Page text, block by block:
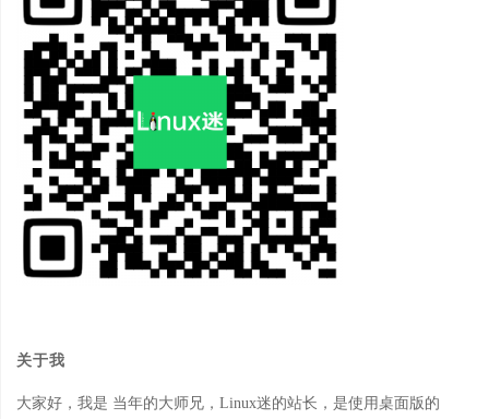
关于我
大家好，我是 当年的大师兄，Linux迷的站长，是使用桌面版的